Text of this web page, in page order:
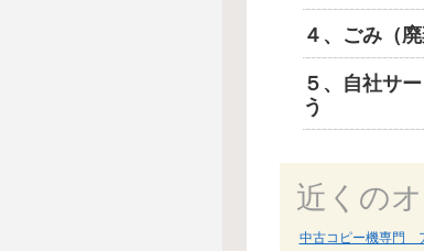
４、ごみ（
５、自社サ
う
近くの
中古コピー機専門